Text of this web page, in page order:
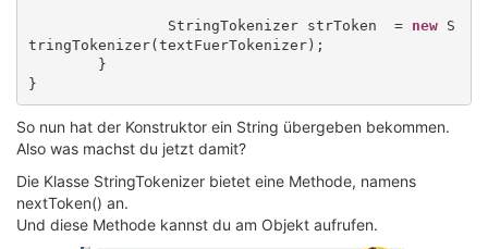
		StringTokenizer strToken  =
new S
tringTokenizer(textFuerTokenizer);
So nun hat der Konstruktor ein String übergeben bekommen.
Also was machst du jetzt damit?
Die Klasse StringTokenizer bietet eine Methode, namens
nextToken() an.
Und diese Methode kannst du am Objekt aufrufen.